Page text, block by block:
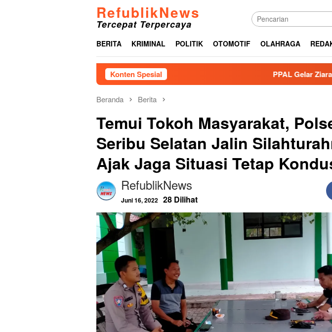
RefublikNews
Tercepat Terpercaya
BERITA KRIMINAL POLITIK OTOMOTIF OLAHRAGA
Konten Spesial PPAL Gelar Ziarah Nasional dan
Beranda Berita
Temui Tokoh Masyarakat,
Seribu Selatan Jalin
Ajak Jaga Situasi Tetap
RefublikNews
Juni 16, 2022 28 Dilihat